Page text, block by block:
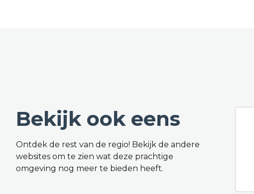
Bekijk ook eens
Ontdek de rest van de regio! Bekijk de andere
websites om te zien wat deze prachtige
omgeving nog meer te bieden heeft.